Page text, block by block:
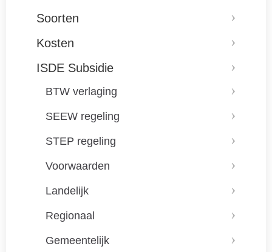
Soorten
Kosten
ISDE Subsidie
BTW verlaging
SEEW regeling
STEP regeling
Voorwaarden
Landelijk
Regionaal
Gemeentelijk